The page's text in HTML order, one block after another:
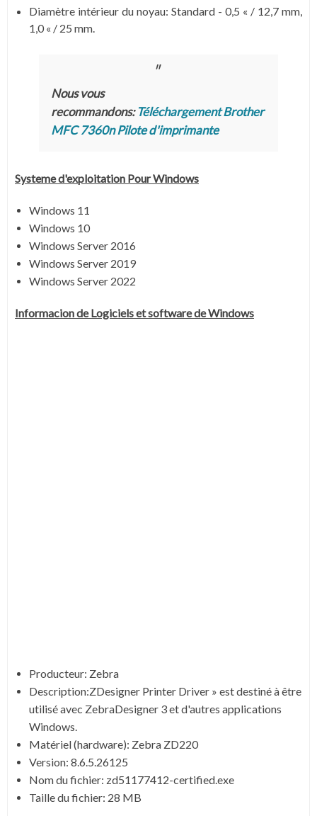
Diamètre intérieur du noyau: Standard - 0,5 « / 12,7 mm,
1,0 « / 25 mm.
Nous vous
recommandons:Téléchargement Brother
MFC 7360n Pilote d'imprimante
Systeme d'exploitation Pour Windows
Windows 11
Windows 10
Windows Server 2016
Windows Server 2019
Windows Server 2022
Informacion de Logiciels et software de Windows
Producteur: Zebra
Description:ZDesigner Printer Driver » est destiné à être
utilisé avec ZebraDesigner 3 et d'autres applications
Windows.
Matériel (hardware): Zebra ZD220
Version: 8.6.5.26125
Nom du fichier: zd51177412-certified.exe
Taille du fichier: 28 MB